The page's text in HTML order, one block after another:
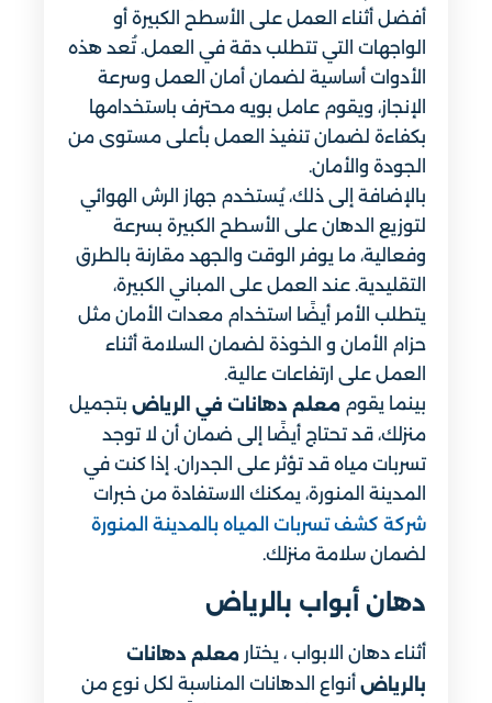
أفضل أثناء العمل على الأسطح الكبيرة أو
الواجهات التي تتطلب دقة في العمل. تُعد هذه
الأدوات أساسية لضمان أمان العمل وسرعة
الإنجاز، ويقوم عامل بويه محترف باستخدامها
بكفاءة لضمان تنفيذ العمل بأعلى مستوى من
الجودة والأمان.
بالإضافة إلى ذلك، يُستخدم جهاز الرش الهوائي
لتوزيع الدهان على الأسطح الكبيرة بسرعة
وفعالية، ما يوفر الوقت والجهد مقارنة بالطرق
التقليدية. عند العمل على المباني الكبيرة،
يتطلب الأمر أيضًا استخدام معدات الأمان مثل
حزام الأمان و الخوذة لضمان السلامة أثناء
العمل على ارتفاعات عالية.
بينما يقوم معلم دهانات في الرياض بتجميل
منزلك، قد تحتاج أيضًا إلى ضمان أن لا توجد
تسربات مياه قد تؤثر على الجدران. إذا كنت في
المدينة المنورة، يمكنك الاستفادة من خبرات
شركة كشف تسربات المياه بالمدينة المنورة
لضمان سلامة منزلك.
دهان أبواب بالرياض
أثناء دهان الابواب ، يختار معلم دهانات
بالرياض أنواع الدهانات المناسبة لكل نوع من